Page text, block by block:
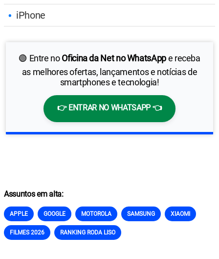
iPhone
🟢 Entre noOficina da Net no WhatsAppe receba
as melhores ofertas, lançamentos e notícias de
smartphones e tecnologia!
👉 ENTRAR NO WHATSAPP 👈
Assuntos em alta:
APPLE GOOGLE MOTOROLA SAMSUNG XIAOMI
FILMES 2026 RANKING RODA LISO